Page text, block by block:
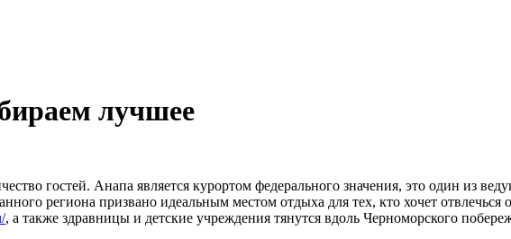
лучшее
гостей. Анапа является курортом федерального значения, это один из
региона призвано идеальным местом отдыха для тех, кто хочет
, а также здравницы и детские учреждения тянутся вдоль Черноморского